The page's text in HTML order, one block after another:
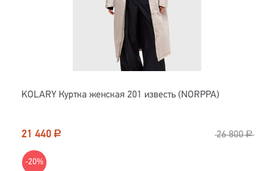
KOLARY Куртка женская 201 известь (NORPPA)
21 440 Р 26 800 Р
-20%